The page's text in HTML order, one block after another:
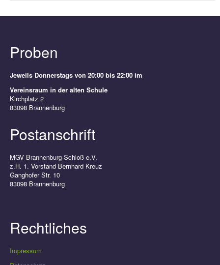
Proben
Jeweils Donnerstags von 20:00 bis 22:00 im
Vereinsraum in der alten Schule
Kirchplatz 2
83098 Brannenburg
Postanschrift
MGV Brannenburg-Schloß e.V.
z.H. 1. Vorstand Bernhard Kreuz
Ganghofer Str. 10
83098 Brannenburg
Rechtliches
Impressum